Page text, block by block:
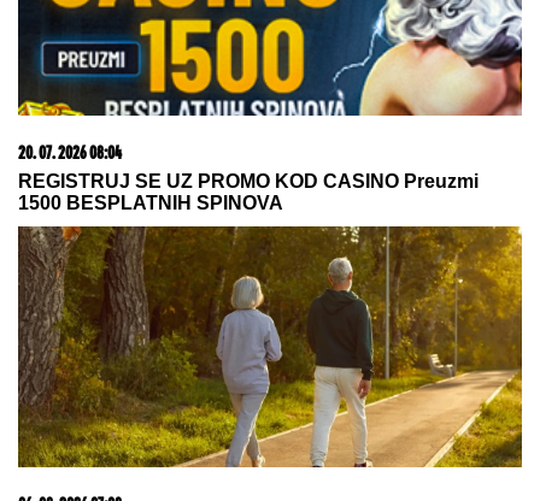
OŽENIO SE DEJAN STANKOVIĆ KRALJ!
Doktorka
otkrila kako se oseća nakon venčanja: "Zaljubljena
sam", tu su njegovi roditelji i sestra (VIDEO)